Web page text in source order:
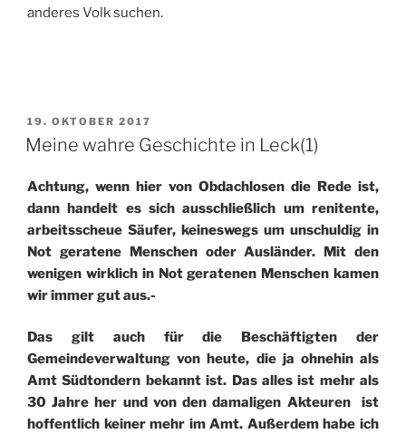
anderes Volk suchen.
VERÖFFENTLICHT
AM
19. OKTOBER 2017
Meine wahre Geschichte in Leck(1)
Achtung, wenn hier von Obdachlosen die Rede ist,
dann handelt es sich ausschließlich um renitente,
arbeitsscheue Säufer, keineswegs um unschuldig in
Not geratene Menschen oder Ausländer. Mit den
wenigen wirklich in Not geratenen Menschen kamen
wir immer gut aus.-
Das gilt auch für die Beschäftigten der
Gemeindeverwaltung von heute, die ja ohnehin als
Amt Südtondern bekannt ist. Das alles ist mehr als
30 Jahre her und von den damaligen Akteuren ist
hoffentlich keiner mehr im Amt. Außerdem habe ich